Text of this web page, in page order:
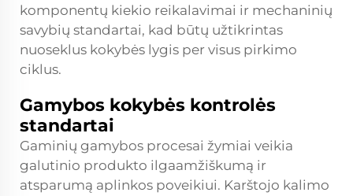
komponentų kiekio reikalavimai ir mechaninių
savybių standartai, kad būtų užtikrintas
nuoseklus kokybės lygis per visus pirkimo
ciklus.
Gamybos kokybės kontrolės
standartai
Gaminių gamybos procesai žymiai veikia
galutinio produkto ilgaamžiškumą ir
atsparumą aplinkos poveikiui. Karštojo kalimo